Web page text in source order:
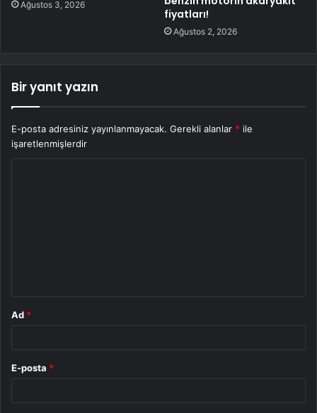
Ağustos 3, 2026
fiyatları!
Ağustos 2, 2026
Bir yanıt yazın
E-posta adresiniz yayınlanmayacak. Gerekli alanlar * ile
işaretlenmişlerdir
Ad *
E-posta *